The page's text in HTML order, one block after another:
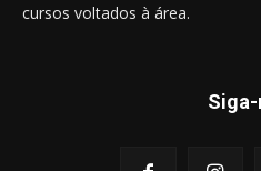
cursos voltados à área.